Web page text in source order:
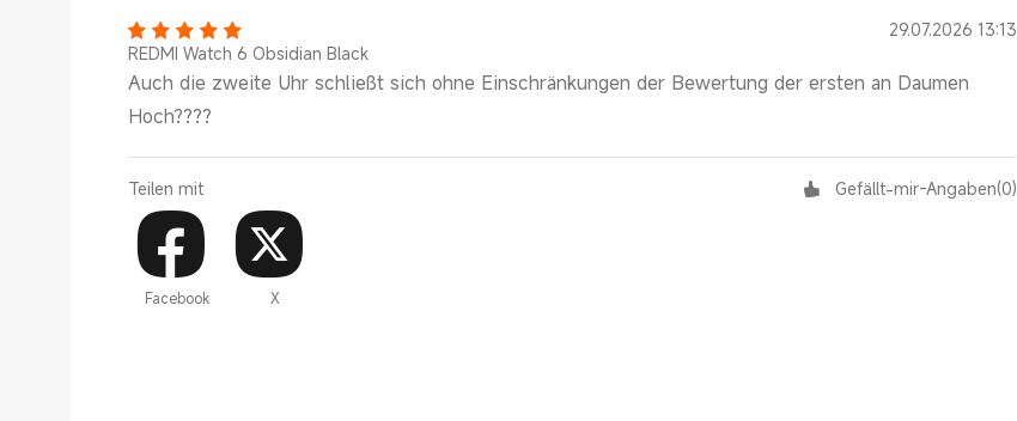
29.07.2026 13:13
REDMI Watch 6 Obsidian Black
Auch die zweite Uhr schließt sich ohne Einschränkungen der Bewertung der ersten an Daumen
Hoch????
Teilen mit
Facebook X
Gefällt-mir-Angaben(0)